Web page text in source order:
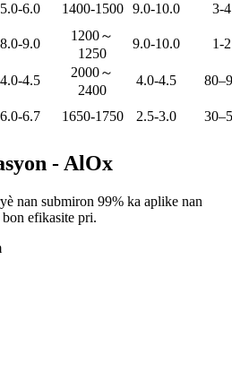
5.0-6.0 1400-1500 9.0-10.0
3-4
8.0-9.0
1200～
1250
9.0-10.0
1-2
4.0-4.5
2000～
2400
4.0-4.5
6.0-6.7 1650-1750 2.5-3.0
- AlOx
nan submiron 99% ka aplike nan
efikasite pri.